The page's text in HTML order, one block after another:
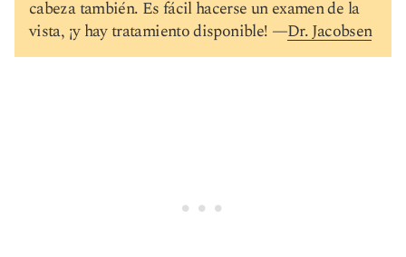
cabeza también. Es fácil hacerse un examen de la
vista, ¡y hay tratamiento disponible! —Dr. Jacobsen